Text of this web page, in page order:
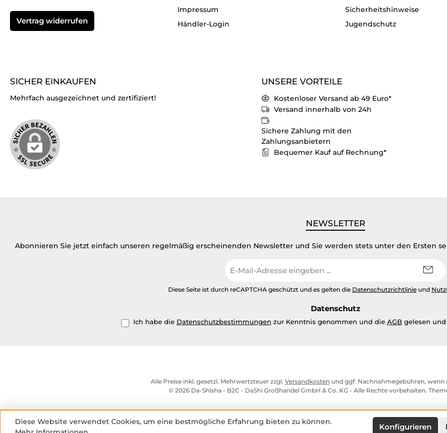
Vertrag widerrufen
Impressum
Händler-Login
Sicherheitshinweise
Jugendschutz
SICHER EINKAUFEN
Mehrfach ausgezeichnet und zertifiziert!
UNSERE VORTEILE
Kostenloser Versand ab 49 Euro*
Versand innerhalb von 24h
Sichere Zahlung mit den
Zahlungsanbietern
Bequemer Kauf auf Rechnung*
NEWSLETTER
Abonnieren Sie jetzt einfach unseren regelmäßig erscheinenden Newsletter und Sie werden stets unter den Ersten
Mail-
Diese Seite ist durch reCAPTCHA geschützt und es gelten die Datenschutzrichtlinieund
Datenschutz
Ich habe die Datenschutzbestimmungen zur Kenntnis genommen und die AGBgelesen und
Alle Preise inkl. gesetzl. Mehrwertsteuer zzgl. Versandkosten und ggf. Nachnahmegebühren, wenn
© 2026 Da-Shisha - B2C - DaShi Großhandel GmbH & Co. KG - Alle Rechte vorbehalten.
Diese Website verwendet Cookies, um eine bestmögliche Erfahrung bieten zu können.
Konfigurieren